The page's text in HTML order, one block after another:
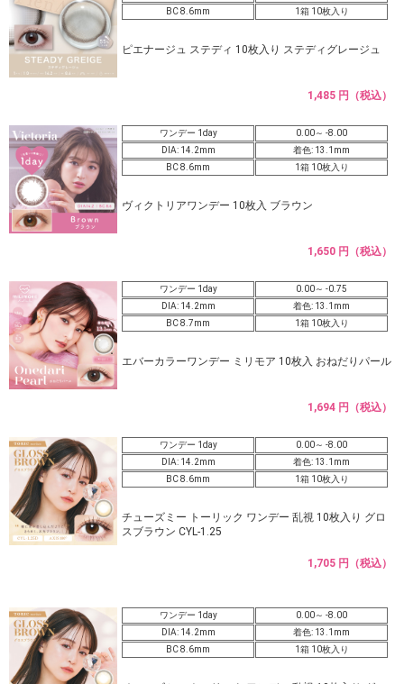
BC 8.6mm
1箱 10枚入り
ピエナージュ ステディ 10枚入り ステディグレージュ
1,485 円（税込）
ワンデー 1day
0.00～ -8.00
DIA: 14.2mm
着色: 13.1mm
BC 8.6mm
1箱 10枚入り
ヴィクトリアワンデー 10枚入 ブラウン
1,650 円（税込）
ワンデー 1day
0.00～ -0.75
DIA: 14.2mm
着色: 13.1mm
BC 8.7mm
1箱 10枚入り
エバーカラーワンデー ミリモア 10枚入 おねだりパール
1,694 円（税込）
ワンデー 1day
0.00～ -8.00
DIA: 14.2mm
着色: 13.1mm
BC 8.6mm
1箱 10枚入り
チューズミー トーリック ワンデー 乱視 10枚入り グロ
スブラウン CYL-1.25
1,705 円（税込）
ワンデー 1day
0.00～ -8.00
DIA: 14.2mm
着色: 13.1mm
BC 8.6mm
1箱 10枚入り